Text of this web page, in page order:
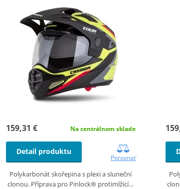
159,31 € Na centrálnom sklade
Detail produktu
Porovnať
Polykarbonát skořepina s plexi a sluneční
clonou. Příprava pro Pinlock® protimlžící…